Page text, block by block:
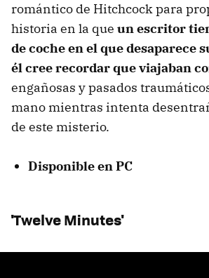
romántico de Hitchcock para
historia en la que un escritor
de coche en el que desaparece
él cree recordar que viajaban
engañosas y pasados
mano mientras intenta
de este misterio.
Disponible en PC
'Twelve Minutes'